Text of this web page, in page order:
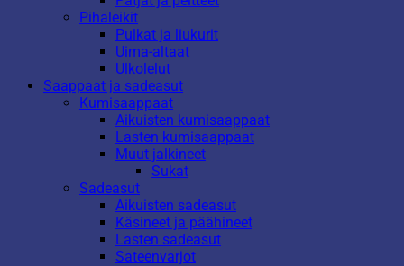
Pihaleikit
Pulkat ja liukurit
Uima-altaat
Ulkolelut
Saappaat ja sadeasut
Kumisaappaat
Aikuisten kumisaappaat
Lasten kumisaappaat
Muut jalkineet
Sukat
Sadeasut
Aikuisten sadeasut
Käsineet ja päähineet
Lasten sadeasut
Sateenvarjot